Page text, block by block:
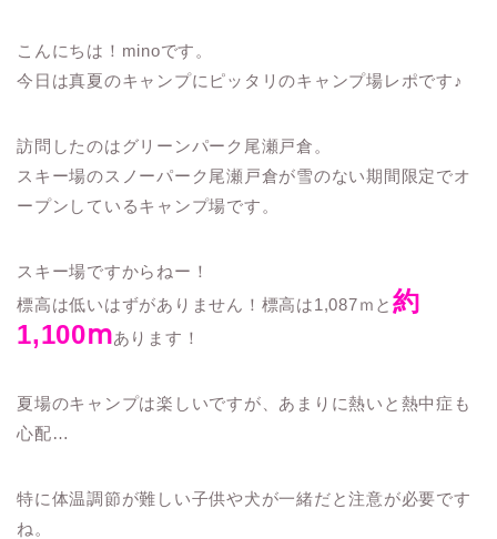
こんにちは！minoです。
今日は真夏のキャンプにピッタリのキャンプ場レポです♪
訪問したのはグリーンパーク尾瀬戸倉。
スキー場のスノーパーク尾瀬戸倉が雪のない期間限定でオ
ープンしているキャンプ場です。
スキー場ですからねー！
標高は低いはずがありません！標高は1,087ｍと約
1,100ⅿあります！
夏場のキャンプは楽しいですが、あまりに熱いと熱中症も
心配…
特に体温調節が難しい子供や犬が一緒だと注意が必要です
ね。